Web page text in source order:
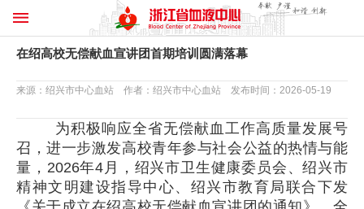
在绍高校无偿献血宣讲团首期培训圆满落幕
来源：绍兴市中心血站 作者：绍兴市中心血站 发布时间：2026-05-19
为积极响应全省无偿献血工作高质量发展号
召，进一步激发高校青年参与社会公益的热情与能
量，2026年4月，绍兴市卫生健康委员会、绍兴市
精神文明建设指导中心、绍兴市教育局联合下发